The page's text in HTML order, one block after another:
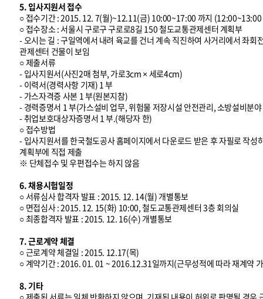
5. 입사지원서 접수
○ 접수기간 : 2015. 12. 7(월)~12.11(금) 10:00~17:00 까지 (12:00~13:00
○ 접수장소 : 서울시 구로구 구로로8길 150 철도교통관제센터 계획부
- 오시는 길 : 구일역에서 내려 육교를 건너 계속 직진하여 사거리에서 좌회
관제센터 건물이 보임
○ 제출서류
- 입사지원서(사진2매 첨부, 가로3cm × 세로4cm)
- 이력서(경력사항 기재) 1 부
- 가스자격증 사본 1 부(원본지참)
- 경력증명서 1 부(가스설비 업무, 위험물 저장시설 안전관리, 소방설비분
- 취업보호대상자증명서 1 부.(해당자 한)
○ 접수방법
- 입사지원서를 한국철도공사 홈페이지에서 다운로드 받은 후 자필로 작성
계획부에 직접 제출
※ 단체접수 및 우편접수는 하지 않음
6. 채용시험일정
○ 서류심사 합격자 발표 : 2015. 12. 14(월) 개별통보
○ 면접심사 : 2015. 12. 15(화) 10:00, 철도교통관제센터 3층 회의실
○ 최종합격자 발표 : 2015. 12. 16(수) 개별통보
7. 근로계약 체결
○ 근로계약 체결일 : 2015. 12.17(목)
○ 계약기간 : 2016. 01. 01 ~ 2016.12.31일까지(근무성적에 따라 재계약
8. 기타
○ 제출된 서류는 일체 반환하지 않으며, 기재된 내용이 허위로 판명될 경우